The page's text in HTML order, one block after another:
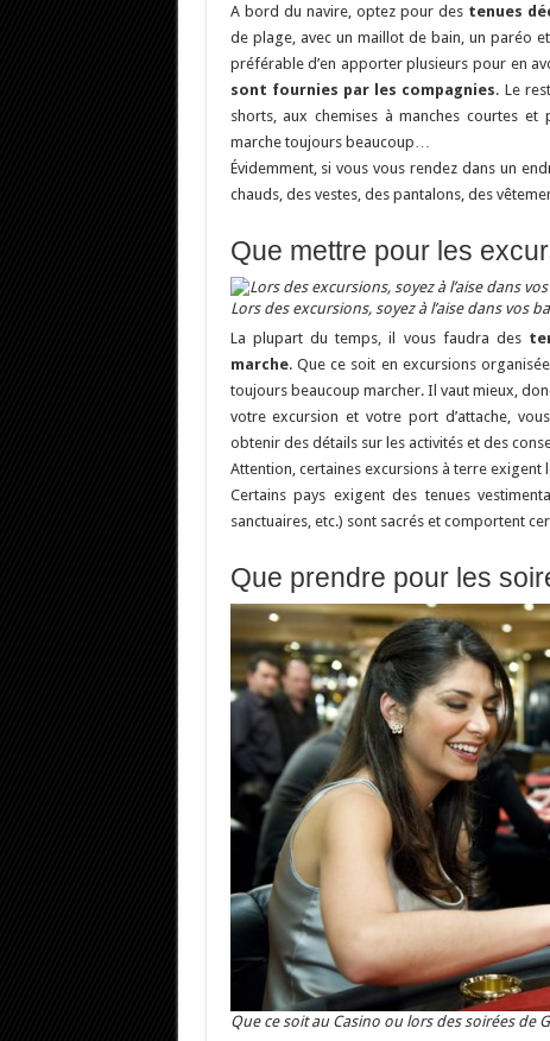
A bord du navire, optez pour des tenues
de plage, avec un maillot de bain, un paréo
préférable d’en apporter plusieurs pour en
sont fournies par les compagnies. Le
shorts, aux chemises à manches courtes
marche toujours beaucoup…
Évidemment, si vous vous rendez dans un
chauds, des vestes, des pantalons, des
Que mettre pour les
Lors des excursions, soyez à l’aise dans vos
La plupart du temps, il vous faudra des
marche. Que ce soit en excursions
toujours beaucoup marcher. Il vaut mieux,
votre excursion et votre port d’attache,
obtenir des détails sur les activités et des
Attention, certaines excursions à terre exigent
Certains pays exigent des tenues
sanctuaires, etc.) sont sacrés et comportent
Que prendre pour les
Que ce soit au Casino ou lors des soirées de